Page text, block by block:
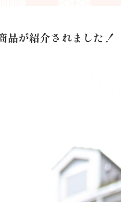
が紹介されました！